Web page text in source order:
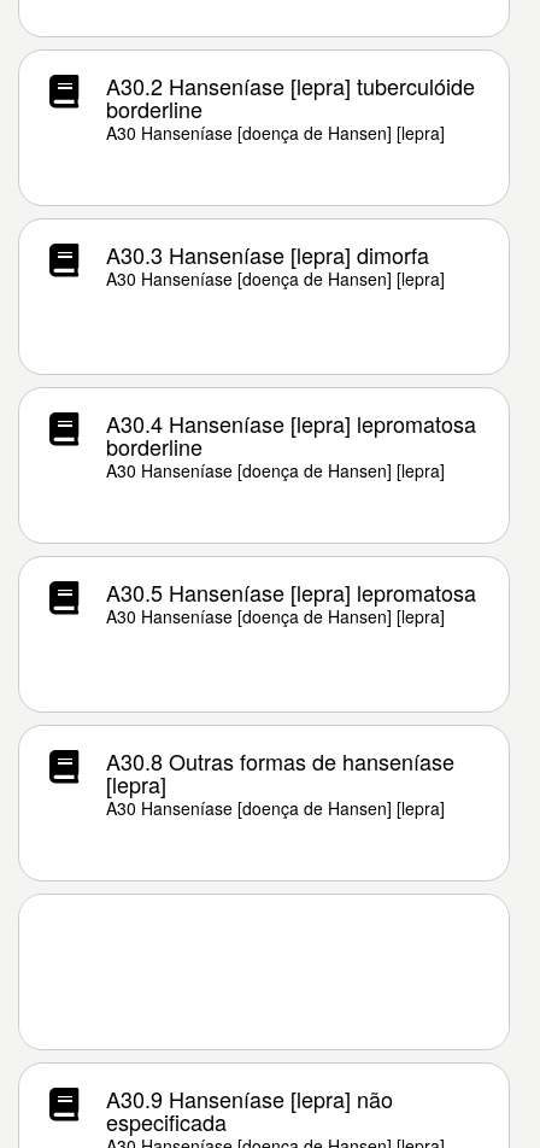
A30.2 Hanseníase [lepra] tuberculóide
borderline
A30 Hanseníase [doença de Hansen] [lepra]
A30.3 Hanseníase [lepra] dimorfa
A30 Hanseníase [doença de Hansen] [lepra]
A30.4 Hanseníase [lepra] lepromatosa
borderline
A30 Hanseníase [doença de Hansen] [lepra]
A30.5 Hanseníase [lepra] lepromatosa
A30 Hanseníase [doença de Hansen] [lepra]
A30.8 Outras formas de hanseníase
[lepra]
A30 Hanseníase [doença de Hansen] [lepra]
A30.9 Hanseníase [lepra] não
especificada